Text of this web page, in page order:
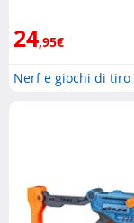
24,95€
Nerf e giochi di tiro